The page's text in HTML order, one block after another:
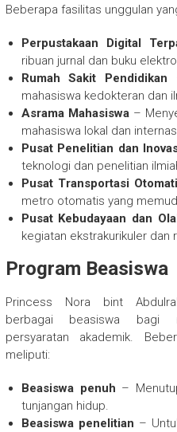
Beberapa fasilitas unggulan
Perpustakaan Digital
ribuan jurnal dan buku
Rumah Sakit Pendidikan
mahasiswa kedokteran dan
Asrama Mahasiswa–
mahasiswa lokal dan
Pusat Penelitian dan
teknologi dan penelitian
Pusat Transportasi
metro otomatis yang
Pusat Kebudayaan dan
kegiatan ekstrakurikuler dan
Program Beasiswa
Princess Nora bint
berbagai beasiswa bagi
persyaratan akademik.
meliputi:
Beasiswa penuh –
tunjangan hidup.
Beasiswa penelitian –